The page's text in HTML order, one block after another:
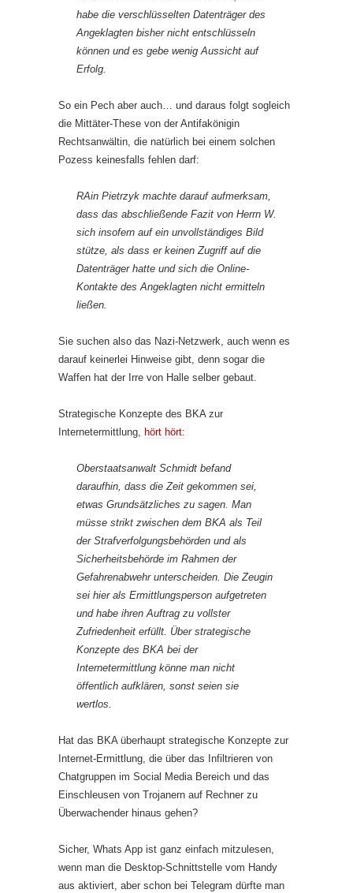
habe die verschlüsselten Datenträger des
Angeklagten bisher nicht entschlüsseln
können und es gebe wenig Aussicht auf
Erfolg.
So ein Pech aber auch… und daraus folgt sogleich
die Mittäter-These von der Antifakönigin
Rechtsanwältin, die natürlich bei einem solchen
Pozess keinesfalls fehlen darf:
RAin Pietrzyk machte darauf aufmerksam,
dass das abschließende Fazit von Herrn W.
sich insofern auf ein unvollständiges Bild
stütze, als dass er keinen Zugriff auf die
Datenträger hatte und sich die Online-
Kontakte des Angeklagten nicht ermitteln
ließen.
Sie suchen also das Nazi-Netzwerk, auch wenn es
darauf keinerlei Hinweise gibt, denn sogar die
Waffen hat der Irre von Halle selber gebaut.
Strategische Konzepte des BKA zur
Internetermittlung, hört hört:
Oberstaatsanwalt Schmidt befand
daraufhin, dass die Zeit gekommen sei,
etwas Grundsätzliches zu sagen. Man
müsse strikt zwischen dem BKA als Teil
der Strafverfolgungsbehörden und als
Sicherheitsbehörde im Rahmen der
Gefahrenabwehr unterscheiden. Die Zeugin
sei hier als Ermittlungsperson aufgetreten
und habe ihren Auftrag zu vollster
Zufriedenheit erfüllt. Über strategische
Konzepte des BKA bei der
Internetermittlung könne man nicht
öffentlich aufklären, sonst seien sie
wertlos.
Hat das BKA überhaupt strategische Konzepte zur
Internet-Ermittlung, die über das Infiltrieren von
Chatgruppen im Social Media Bereich und das
Einschleusen von Trojanern auf Rechner zu
Überwachender hinaus gehen?
Sicher, Whats App ist ganz einfach mitzulesen,
wenn man die Desktop-Schnittstelle vom Handy
aus aktiviert, aber schon bei Telegram dürfte man